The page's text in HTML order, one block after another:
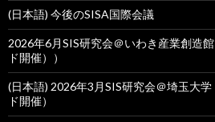
(日本語) 今後のSISA国際会議
2026年6月SIS研究会＠いわき産業創造
ド開催））
(日本語) 2026年3月SIS研究会＠埼玉大
ド開催）